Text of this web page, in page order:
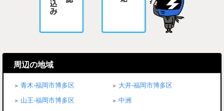
周辺の地域
青木-福岡市博多区
大井-福岡市博多区
山王-福岡市博多区
中洲